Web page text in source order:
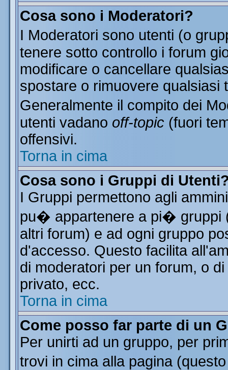
Cosa sono i Moderatori?
I Moderatori sono utenti (o
tenere sotto controllo i forum
modificare o cancellare
spostare o rimuovere qualsiasi
Generalmente il compito dei
utenti vadano off-topic (fuori
offensivi.
Torna in cima
Cosa sono i Gruppi di
I Gruppi permettono agli
pu� appartenere a pi� gruppi
altri forum) e ad ogni gruppo
d'accesso. Questo facilita
di moderatori per un forum, o
privato, ecc.
Torna in cima
Come posso far parte di un
Per unirti ad un gruppo, per
trovi in cima alla pagina